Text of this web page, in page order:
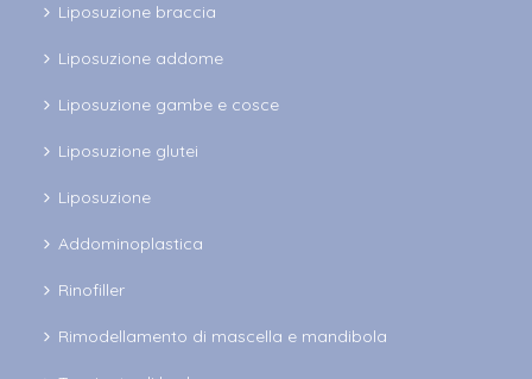
Liposuzione braccia
Liposuzione addome
Liposuzione gambe e cosce
Liposuzione glutei
Liposuzione
Addominoplastica
Rinofiller
Rimodellamento di mascella e mandibola